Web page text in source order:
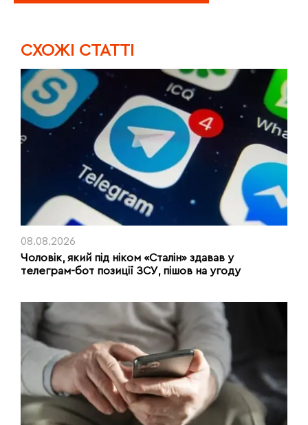
CХОЖІ СТАТТІ
08.08.2026
Чоловік, який під ніком «Сталін» здавав у
телеграм-бот позиції ЗСУ, пішов на угоду